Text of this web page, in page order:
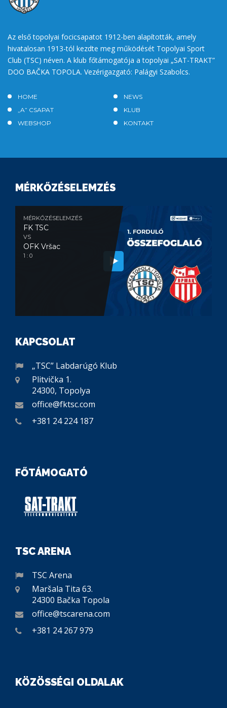
Az első topolyai focicsapatot 1912-ben alapították, amely
hivatalosan 1913-tól kezdte meg működését Topolyai Sport
Club (TSC) néven. A klub főtámogatója a topolyai „SAT-TRAKT”
DOO BAČKA TOPOLA. Vezérigazgató: Palágyi Szabolcs.
HOME
NEWS
„A” CSAPAT
KLUB
WEBSHOP
KONTAKT
MÉRKŐZÉSELEMZÉS
MÉRKŐZÉSELEMZÉS
FK TSC
VS
OFK Vršac
1 : 0
KAPCSOLAT
„TSC” Labdarúgó Klub
Plitvička 1.
24300, Topolya
office@fktsc.com
+381 24 224 187
FŐTÁMOGATÓ
TSC ARENA
TSC Arena
Maršala Tita 63.
24300 Bačka Topola
office@tscarena.com
+381 24 267 979
KÖZÖSSÉGI OLDALAK